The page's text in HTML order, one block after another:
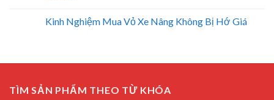
Kinh Nghiệm Mua Vỏ Xe Nâng Không Bị Hớ Giá
TÌM SẢN PHẨM THEO TỪ KHÓA